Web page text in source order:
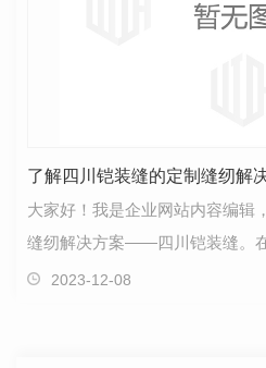
了解四川铠装缝的定制缝纫解
大家好！我是企业网站内容编辑
缝纫解决方案——四川铠装缝。
的需求变得越来越多样化和个性
2023-12-08